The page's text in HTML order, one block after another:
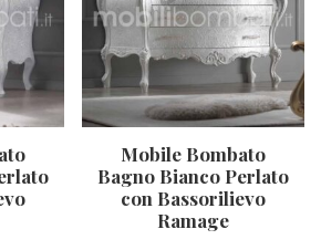
Mobile Bombato
Bagno Bianco Perlato
con Bassorilievo
Ramage